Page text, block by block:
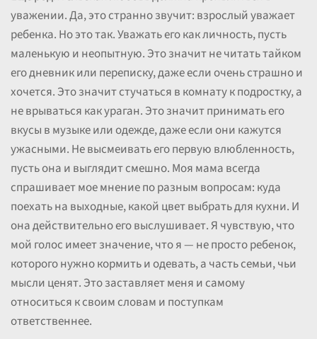
уважении. Да, это странно звучит: взрослый уважает
ребенка. Но это так. Уважать его как личность, пусть
маленькую и неопытную. Это значит не читать тайком
его дневник или переписку, даже если очень страшно и
хочется. Это значит стучаться в комнату к подростку, а
не врываться как ураган. Это значит принимать его
вкусы в музыке или одежде, даже если они кажутся
ужасными. Не высмеивать его первую влюбленность,
пусть она и выглядит смешно. Моя мама всегда
спрашивает мое мнение по разным вопросам: куда
поехать на выходные, какой цвет выбрать для кухни. И
она действительно его выслушивает. Я чувствую, что
мой голос имеет значение, что я — не просто ребенок,
которого нужно кормить и одевать, а часть семьи, чьи
мысли ценят. Это заставляет меня и самому
относиться к своим словам и поступкам
ответственнее.